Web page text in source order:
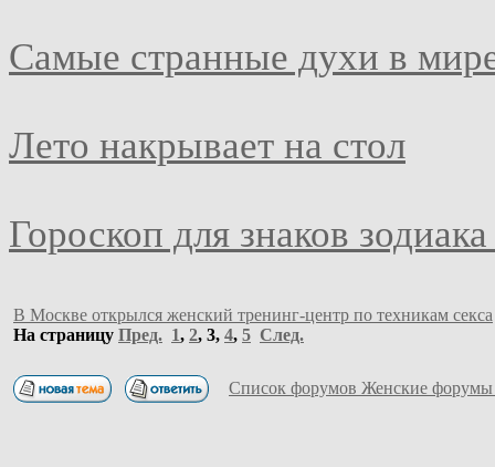
Самые странные духи в
Лето накрывает на стол
Гороскоп для знаков
В Москве открылся женский тренинг-центр по техникам секса
На страницу Пред. 1, 2, 3, 4, 5 След.
Список форумов Женские форумы